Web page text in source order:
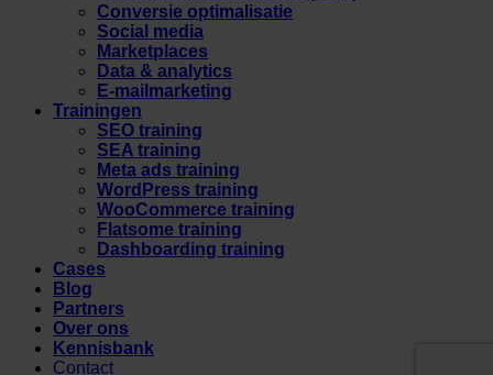
Conversie optimalisatie
Social media
Marketplaces
Data & analytics
E-mailmarketing
Trainingen
SEO training
SEA training
Meta ads training
WordPress training
WooCommerce training
Flatsome training
Dashboarding training
Cases
Blog
Partners
Over ons
Kennisbank
Contact